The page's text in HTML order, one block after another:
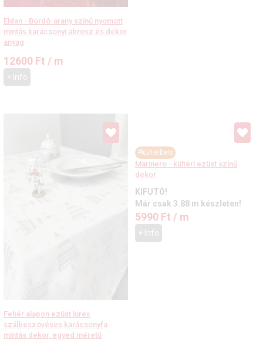
Eldan - Bordó-arany színű nyomott
mintás karácsonyi abrosz és dekor
anyag
12600 Ft / m
+ Info
Fehér alapon ezüst lurex
szálbeszövéses karácsonyfa
mintás dekor, egyed méretű
#kültérbeis
Marinero - kültéri ezüst színű
dekor
KIFUTÓ!
Már csak 3.88 m készleten!
5990 Ft / m
+ Info